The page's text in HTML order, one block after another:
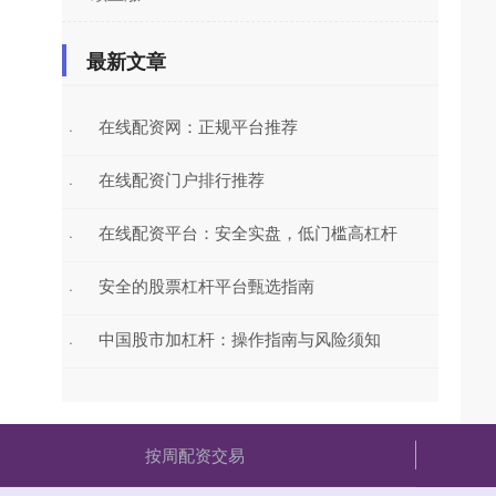
最新文章
· 在线配资网：正规平台推荐
· 在线配资门户排行推荐
· 在线配资平台：安全实盘，低门槛高杠杆
· 安全的股票杠杆平台甄选指南
· 中国股市加杠杆：操作指南与风险须知
按周配资交易